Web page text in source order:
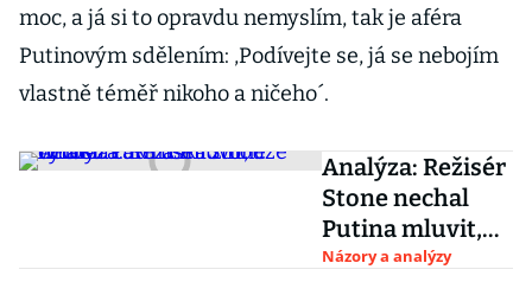
moc, a já si to opravdu nemyslím, tak je aféra
Putinovým sdělením: ,Podívejte se, já se nebojím
vlastně téměř nikoho a ničeho´.
Analýza: Režisér
Stone nechal
Putina mluvit,
vynikla tak
Názory a analýzy